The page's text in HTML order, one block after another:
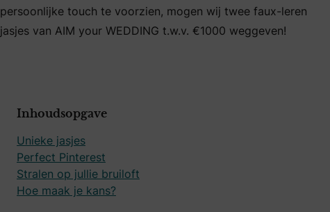
persoonlijke touch te voorzien, mogen wij twee faux-leren
jasjes van AIM your WEDDING t.w.v. €1000 weggeven!
Inhoudsopgave
Unieke jasjes
Perfect Pinterest
Stralen op jullie bruiloft
Hoe maak je kans?